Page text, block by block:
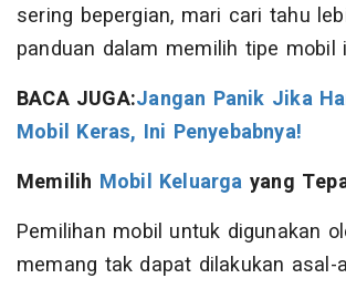
sering bepergian, mari cari tahu
panduan dalam memilih tipe mobil
BACA JUGA:Jangan Panik Jika
Mobil Keras, Ini Penyebabnya!
Memilih Mobil Keluarga yang
Pemilihan mobil untuk digunakan
memang tak dapat dilakukan asal-